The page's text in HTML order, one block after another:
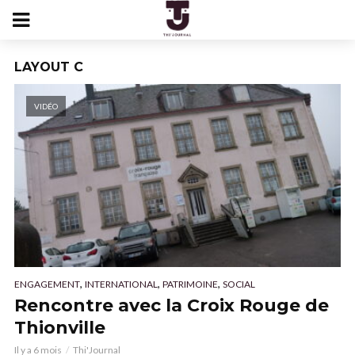
LAYOUT C
VIDÉO
ENGAGEMENT, INTERNATIONAL , PATRIMOINE, SOCIAL
Rencontre avec la Croix Rouge de
Thionville
Il y a 6 mois Thi'Journal